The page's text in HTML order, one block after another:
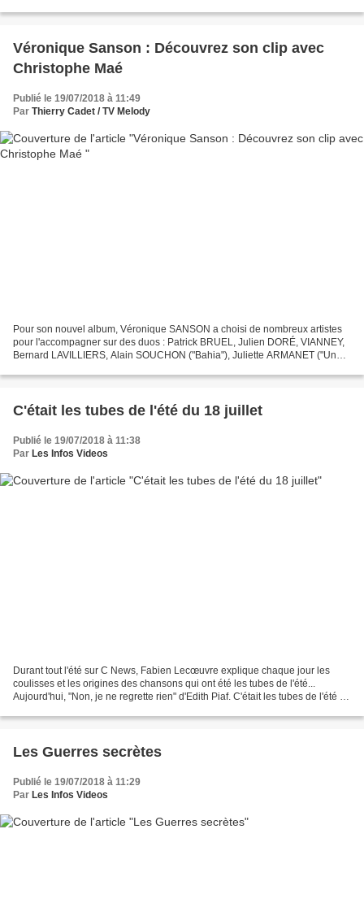
Véronique Sanson : Découvrez son clip avec
Christophe Maé
Publié le 19/07/2018 à 11:49
Par Thierry Cadet / TV Melody
Pour son nouvel album, Véronique SANSON a choisi de nombreux artistes
pour l'accompagner sur des duos : Patrick BRUEL, Julien DORÉ, VIANNEY,
Bernard LAVILLIERS, Alain SOUCHON ("Bahia"), Juliette ARMANET ("Une
C'était les tubes de l'été du 18 juillet
Publié le 19/07/2018 à 11:38
Par Les Infos Videos
Durant tout l'été sur C News, Fabien Lecœuvre explique chaque jour les
coulisses et les origines des chansons qui ont été les tubes de l'été...
Aujourd'hui, "Non, je ne regrette rien" d'Edith Piaf. C'était les tubes de l'été du
Les Guerres secrètes
Publié le 19/07/2018 à 11:29
Par Les Infos Videos